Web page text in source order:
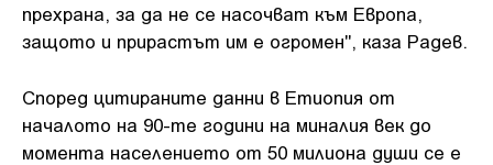
прехрана, за да не се насочват към Европа,
защото и прирастът им е огромен", каза Радев.
Според цитираните данни в Етиопия от
началото на 90-те години на миналия век до
момента населението от 50 милиона души се е